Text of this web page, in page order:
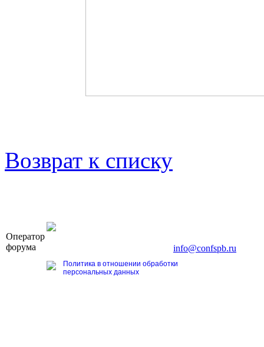
Возврат к списку
Оператор
форума
info@confspb.ru
Политика в отношении обработки
персональных данных